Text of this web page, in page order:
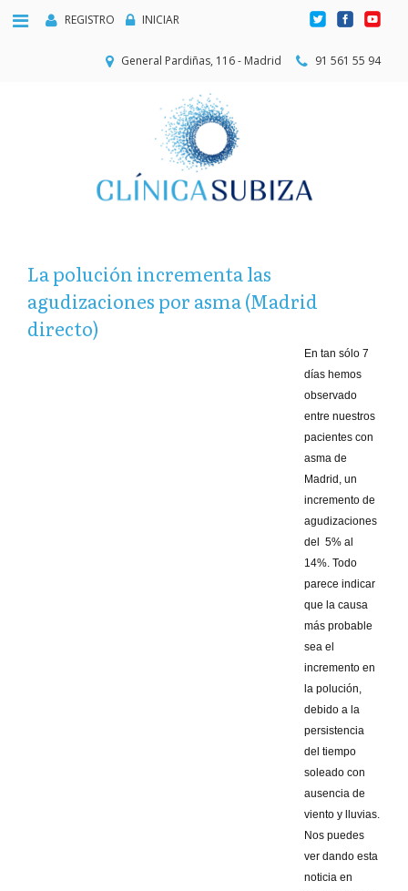
REGISTRO INICIAR
General Pardiñas, 116 - Madrid 91 561 55 94
La polución incrementa las
agudizaciones por asma (Madrid
directo)
En tan sólo 7
días hemos
observado
entre nuestros
pacientes con
asma de
Madrid, un
incremento de
agudizaciones
del 5% al
14%. Todo
parece indicar
que la causa
más probable
sea el
incremento en
la polución,
debido a la
persistencia
del tiempo
soleado con
ausencia de
viento y lluvias.
Nos puedes
ver dando esta
noticia en